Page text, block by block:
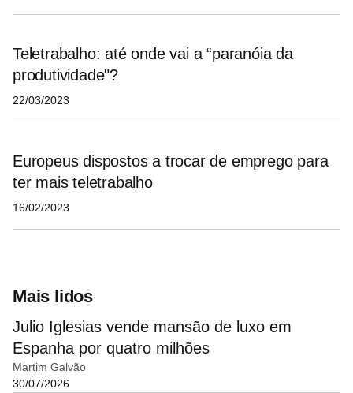
Teletrabalho: até onde vai a “paranóia da
produtividade"?
22/03/2023
Europeus dispostos a trocar de emprego para
ter mais teletrabalho
16/02/2023
Mais lidos
Julio Iglesias vende mansão de luxo em
Espanha por quatro milhões
Martim Galvão
30/07/2026